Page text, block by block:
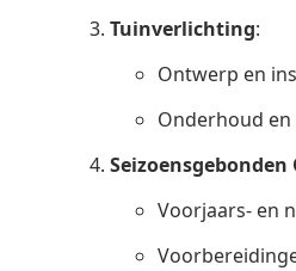
Tuinverlichting:
Ontwerp en
Onderhoud
Voorjaars- en